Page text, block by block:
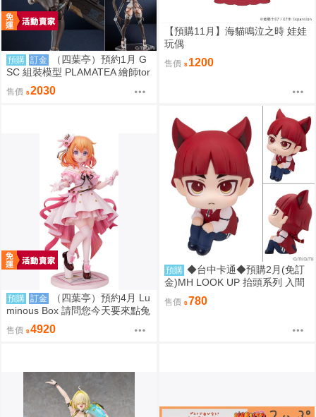
預購 訂金
（四葉亭）預約1月 G
SC 組裝模型 PLAMATEA 繪師tor
idamono MX醬 約16公分 0906
售價 2030
【預購11月】海貓鳴泣之時 娃娃
玩偶
售價 1200
預購 訂金
（四葉亭）預約4月 Lu
minous Box 請問您今天要來點兔
子嗎？ 心愛 禮服Ver 1/7 PVC 09
06
售價 4920
預購 ◆台中卡通◆預購2月(免訂
金)MH LOOK UP 抬頭系列 入間
同學入魔了！歐佩拉 0813
售價 780